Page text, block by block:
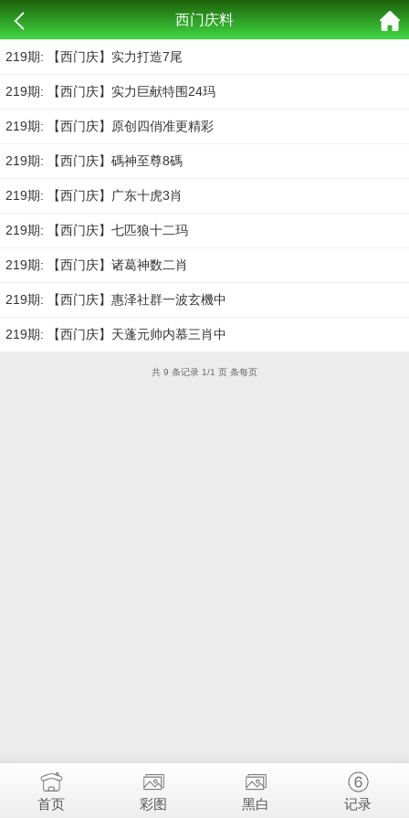
西门庆料
219期: 【西门庆】实力打造7尾
219期: 【西门庆】实力巨献特围24玛
219期: 【西门庆】原创四俏准更精彩
219期: 【西门庆】碼神至尊8碼
219期: 【西门庆】广东十虎3肖
219期: 【西门庆】七匹狼十二玛
219期: 【西门庆】诸葛神数二肖
219期: 【西门庆】惠泽社群一波玄機中
219期: 【西门庆】天蓬元帅内慕三肖中
共 9 条记录 1/1 页 条每页
首页 彩图 黑白 记录